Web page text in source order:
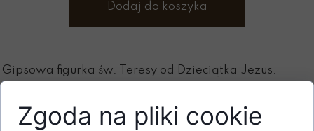
Dodaj do koszyka
Gipsowa figurka św. Teresy od Dzieciątka Jezus.
Zgoda na pliki cookie